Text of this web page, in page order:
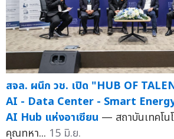
สจล. ผนึก วช. เปิด "HUB OF
AI - Data Center - Smart
AI Hub แห่งอาเซียน — สถาบันเทคโน
คุณทหา... 15 มิ.ย.